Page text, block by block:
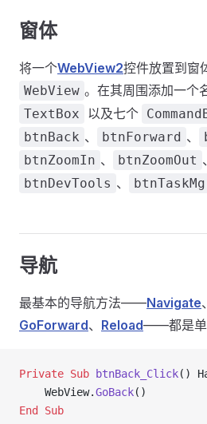
窗体
将一个WebView2控件放置到窗
WebView 。在其周围添加一个
TextBox 以及七个
btnBack 、 btnForward 、
btnZoomIn 、 btnZoomOut 、
btnDevTools 、
导航
最基本的导航方法——Navigate、
GoForward、 Reload——都是单
Private Sub btnBack_Click()
    WebView.
GoBack()
End Sub